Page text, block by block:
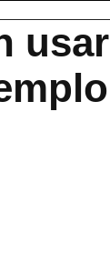
usar